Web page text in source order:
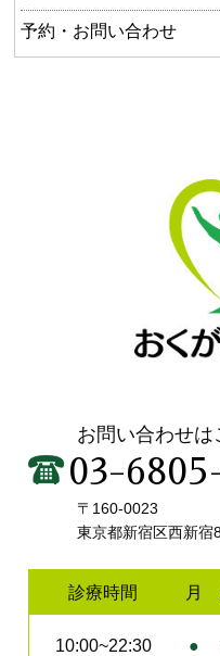
予約・お問い合わせ
お問い合わせは
03-
〒160-0023
東京都新宿区西新
診療時間 月
10:00~22:30 ●